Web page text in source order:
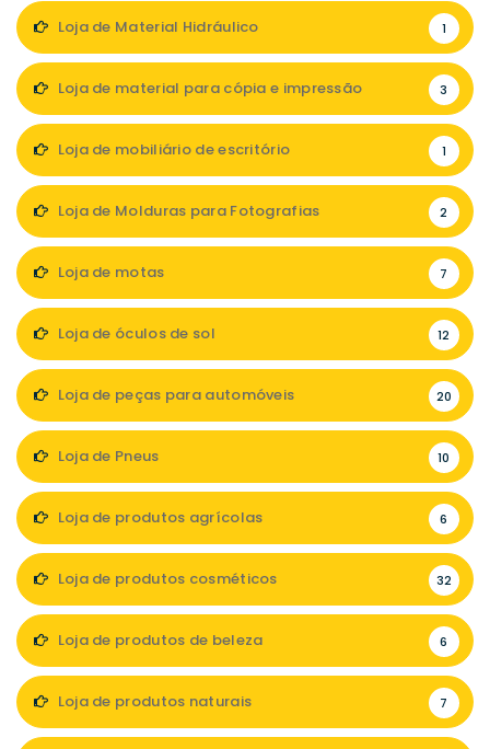
Loja de Material Hidráulico 1
Loja de material para cópia e impressão 3
Loja de mobiliário de escritório 1
Loja de Molduras para Fotografias 2
Loja de motas 7
Loja de óculos de sol 12
Loja de peças para automóveis 20
Loja de Pneus 10
Loja de produtos agrícolas 6
Loja de produtos cosméticos 32
Loja de produtos de beleza 6
Loja de produtos naturais 7